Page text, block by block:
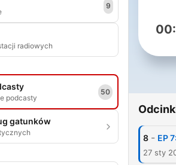
9
radiowych
podcasty
50
gatunków
8 - EP
27 sty